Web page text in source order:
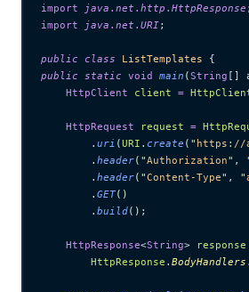
import java . net . http . HttpResponse ;
import java . net . URI;
public class ListTemplates {
public static void main (String []
    HttpClient
client =
    HttpRequest
request =
        .
uri (URI . create ( " https://
        .
header( "Authorization" ,
        .
header( "Content-Type" , "
        .
GET()
        .
build() ;
    HttpResponse
<String> response
        HttpResponse
. BodyHandlers .